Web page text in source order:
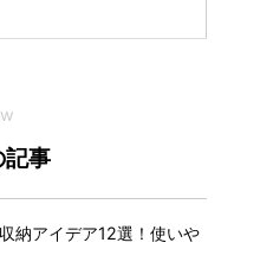
記事
納アイデア12選！使いや